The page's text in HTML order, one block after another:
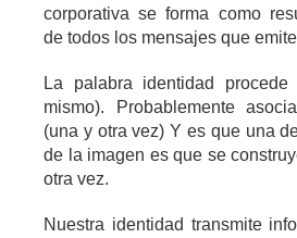
corporativa se forma como
de todos los mensajes que
La palabra identidad
mismo). Probablemente
(una y otra vez) Y es que una
de la imagen es que se
otra vez.
Nuestra identidad transmite